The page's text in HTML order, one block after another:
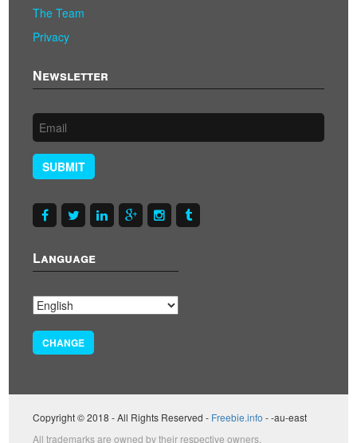
The Team
Privacy
Newsletter
SUBMIT
Language
CHANGE
Copyright © 2018 - All Rights Reserved - Freebie.info - -au-east
All trademarks are owned by their respective owners.